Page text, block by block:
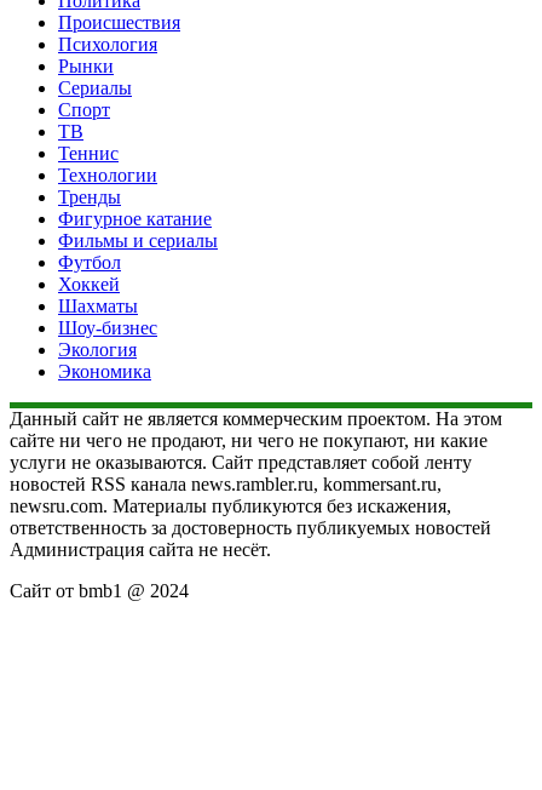
Происшествия
Психология
Рынки
Сериалы
Спорт
ТВ
Теннис
Технологии
Тренды
Фигурное катание
Фильмы и сериалы
Футбол
Хоккей
Шахматы
Шоу-бизнес
Экология
Экономика
Данный сайт не является коммерческим проектом. На этом
сайте ни чего не продают, ни чего не покупают, ни какие
услуги не оказываются. Сайт представляет собой ленту
новостей RSS канала news.rambler.ru, kommersant.ru,
newsru.com. Материалы публикуются без искажения,
ответственность за достоверность публикуемых новостей
Администрация сайта не несёт.
Сайт от bmb1 @ 2024